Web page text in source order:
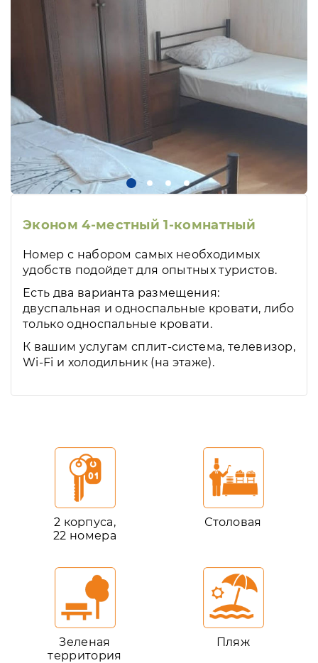
Эконом 4-местный 1-комнатный
Номер с набором самых необходимых
удобств подойдет для опытных туристов.
Есть два варианта размещения:
двуспальная и односпальные кровати, либо
только односпальные кровати.
К вашим услугам сплит-система, телевизор,
Wi-Fi и холодильник (на этаже).
2 корпуса,
22 номера
Столовая
Зеленая
территория
Пляж